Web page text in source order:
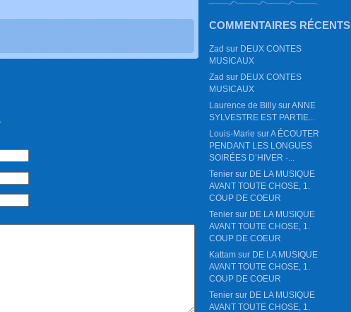
COMMENTAIRES RÉCENTS
Zad sur DEUX CONTES
MUSICAUX
Zad sur DEUX CONTES
MUSICAUX
Laurence de Billy surANNE
SYLVESTRE EST PARTIE...
Louis-Marie surA ÉCOUTER
PENDANT LES LONGUES
SOIRÉES D’HIVER -...
Tenier sur DE LA MUSIQUE
AVANT TOUTE CHOSE, 1.
COUP DE COEUR
Tenier sur DE LA MUSIQUE
AVANT TOUTE CHOSE, 1.
COUP DE COEUR
Kattam sur DE LA MUSIQUE
AVANT TOUTE CHOSE, 1.
COUP DE COEUR
Tenier sur DE LA MUSIQUE
AVANT TOUTE CHOSE, 1.